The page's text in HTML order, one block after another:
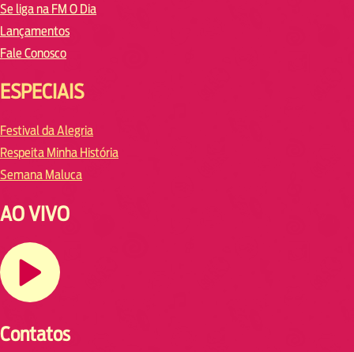
Se liga na FM O Dia
Lançamentos
Fale Conosco
ESPECIAIS
Festival da Alegria
Respeita Minha História
Semana Maluca
AO VIVO
Contatos